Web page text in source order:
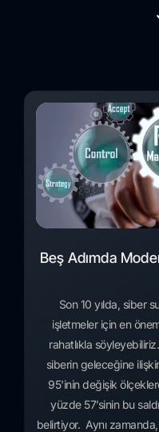
Beş Adımda
Son 10 yılda, siber
işletmeler için en
rahatlıkla
siberin geleceğine
95'inin değişik
yüzde 57’sinin bu
belirtiyor. Aynı